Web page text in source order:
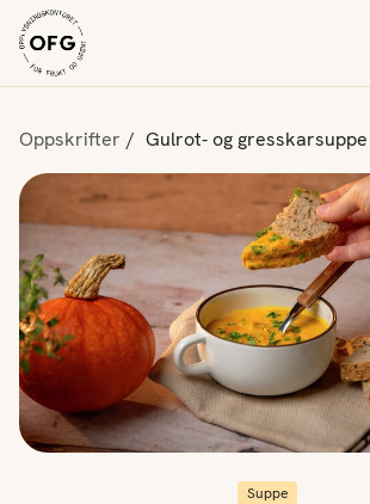
Oppskrifter Gulrot- og gresskarsuppe
Suppe